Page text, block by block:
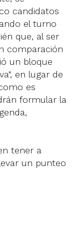
candidatos
el turno
que, al ser
comparación
un bloque
en lugar de
es
formular la
tener a
un punteo